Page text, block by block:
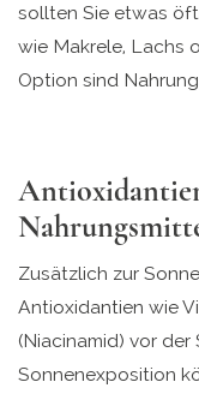
sollten Sie etwas
wie Makrele, Lachs
Option sind
Zusätzlich zur
Antioxidantien wie
(Niacinamid) vor
Sonnenexposition